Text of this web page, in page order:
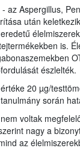
az Aspergillus,
után
is.
észlelték.
20 µg/
során
voltak
nagy a
az